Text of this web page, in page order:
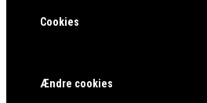
Cookies
Ændre cookies